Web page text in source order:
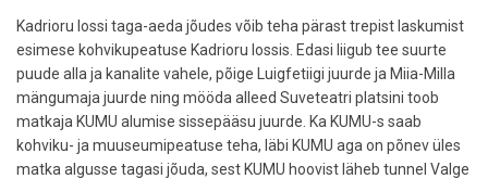
Kadrioru lossi taga-aeda jõudes võib teha pärast trepist laskumist
esimese kohvikupeatuse Kadrioru lossis. Edasi liigub tee suurte
puude alla ja kanalite vahele, põige Luigfetiigi juurde ja Miia-Milla
mängumaja juurde ning mööda alleed Suveteatri platsini toob
matkaja KUMU alumise sissepääsu juurde. Ka KUMU-s saab
kohviku- ja muuseumipeatuse teha, läbi KUMU aga on põnev üles
matka algusse tagasi jõuda, sest KUMU hoovist läheb tunnel Valge